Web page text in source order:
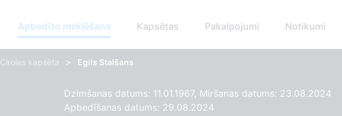
Apbedīto meklēšana Kapsētas Pakalpojumi Notikumi
Ciroles kapsēta > Egils Stalšans
Dzimšanas datums: 11.01.1967, Miršanas datums: 23.08.2024
Apbedīšanas datums: 29.08.2024